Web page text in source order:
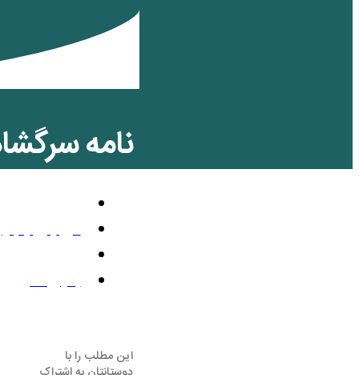
نامه
می 24, 2014
بدون نظر
این مطلب را با